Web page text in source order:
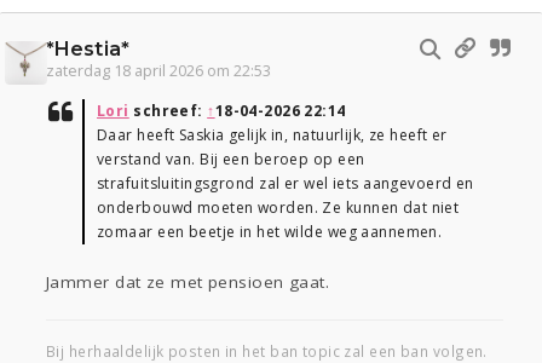
*Hestia*
zaterdag 18 april 2026 om 22:53
Lori schreef: ↑18-04-2026 22:14
Daar heeft Saskia gelijk in, natuurlijk, ze heeft er
verstand van. Bij een beroep op een
strafuitsluitingsgrond zal er wel iets aangevoerd en
onderbouwd moeten worden. Ze kunnen dat niet
zomaar een beetje in het wilde weg aannemen.
Jammer dat ze met pensioen gaat.
Bij herhaaldelijk posten in het ban topic zal een ban volgen.